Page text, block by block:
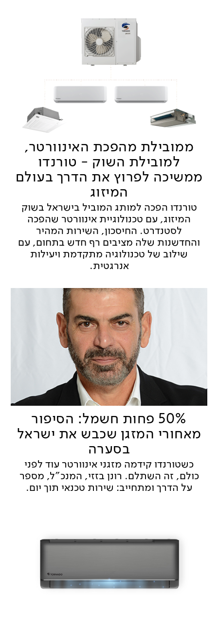
ממובילת מהפכת האינוורטר,
למובילת השוק - טורנדו
ממשיכה לפרוץ את הדרך בעולם
המיזוג
טורנדו הפכה למותג המוביל בישראל בשוק
המיזוג, עם טכנולוגיית אינוורטר שהפכה
לסטנדרט. החיסכון, השירות המהיר
והחדשנות שלה מציבים רף חדש בתחום, עם
שילוב של טכנולוגיה מתקדמת ויעילות
אנרגטית.
50% פחות חשמל: הסיפור
מאחורי המזגן שכבש את ישראל
בסערה
כשטורנדו קידמה מזגני אינוורטר עוד לפני
כולם, זה השתלם. רונן בזזי, המנכ"ל, מספר
על הדרך ומתחייב: שירות טכנאי תוך יום.